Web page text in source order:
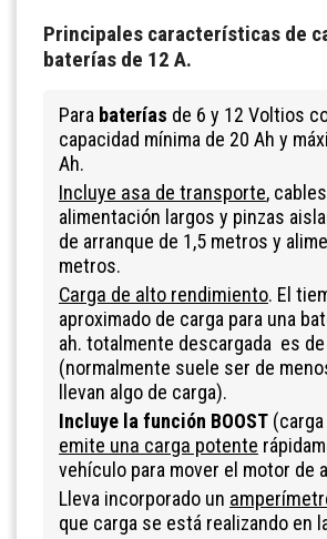
Principales características de
baterías de 12 A.
Para baterías de 6 y 12 Voltios
capacidad mínima de 20 Ah y
Ah.
Incluye asa de transporte,
alimentación largos y pinzas
de arranque de 1,5 metros y
metros.
Carga de alto rendimiento. El
aproximado de carga para una
ah. totalmente descargada es de
(normalmente suele ser de
llevan algo de carga).
Incluye la función BOOST
emite una carga potente
vehículo para mover el motor de
Lleva incorporado un
que carga se está realizando en